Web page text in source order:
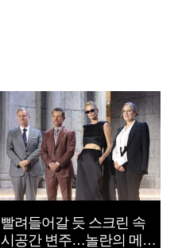
빨려들어갈 듯 스크린 속
시공간 변주…놀란의 메시